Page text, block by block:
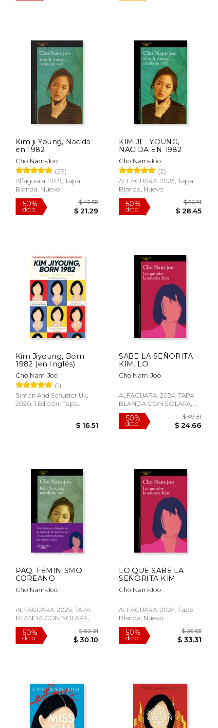
50%
dcto.
15%
dcto.
Rápido
Kim ji Young, Nacida
en 1982
Cho Nam-Joo
(29)
Alfaguara, 2019, Tapa
Blanda, Nuevo
KIM JI - YOUNG,
NACIDA EN 1982
Cho Nam-Joo
(2)
ALFAGUARA, 2023, Tapa
Blanda, Nuevo
50%
dcto. $
Kim Jiyoung, Born
1982 (en Inglés)
Cho Nam-Joo
(1)
Simon And Schuster Uk,
2020, 1 Edición, Tapa
SABE LA SEÑORITA
KIM, LO
Cho Nam-Joo
ALFAGUARA, 2024, TAPA
BLANDA CON SOLAPA,
Nuevo
PAQ. FEMINISMO
COREANO
Cho Nam-Joo
ALFAGUARA, 2025, TAPA
BLANDA CON SOLAPA,
Nuevo
LO QUE SABE LA
SEÑORITA KIM
Cho Nam-Joo
ALFAGUARA, 2024, Tapa
Blanda, Nuevo